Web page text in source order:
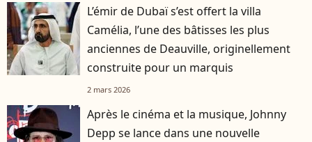
L’émir de Dubaï s’est offert la villa
Camélia, l’une des bâtisses les plus
anciennes de Deauville, originellement
construite pour un marquis
2 mars 2026
Après le cinéma et la musique, Johnny
Depp se lance dans une nouvelle